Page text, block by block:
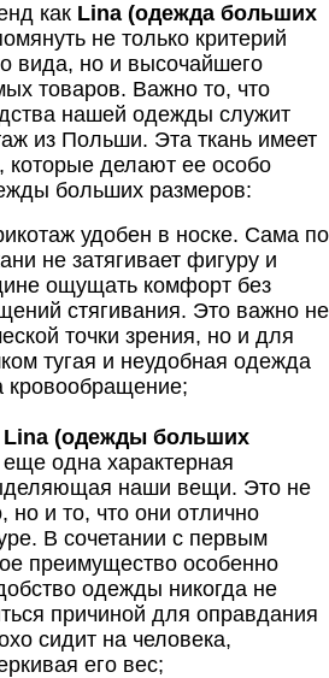
как Lina (одежда больших
не только критерий
вида, но и высочайшего
товаров. Важно то, что
нашей одежды служит
из Польши. Эта ткань имеет
которые делают ее особо
больших размеров:
удобен в носке. Сама по
не затягивает фигуру и
ощущать комфорт без
стягивания. Это важно не
точки зрения, но и для
тугая и неудобная одежда
кровообращение;
Lina (одежды больших
еще одна характерная
наши вещи. Это не
но и то, что они отлично
В сочетании с первым
преимущество особенно
одежды никогда не
причиной для оправдания
сидит на человека,
его вес;